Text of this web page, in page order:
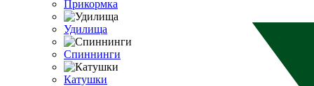
Прикормка
Удилища
Спиннинги
Катушки